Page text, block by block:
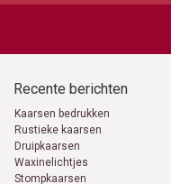
Recente berichten
Kaarsen bedrukken
Rustieke kaarsen
Druipkaarsen
Waxinelichtjes
Stompkaarsen